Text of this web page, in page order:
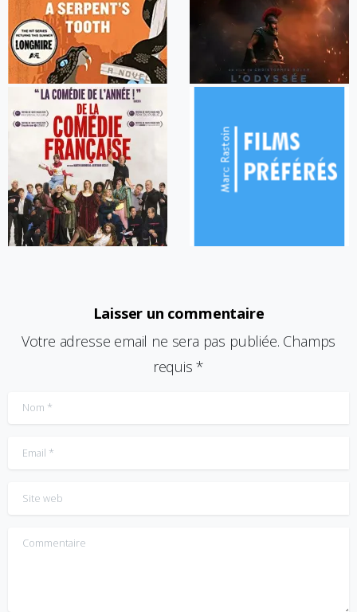
Laisser un commentaire
Votre adresse email ne sera pas publiée. Champs
requis *
Nom*
Email*
Site web
Commentaire